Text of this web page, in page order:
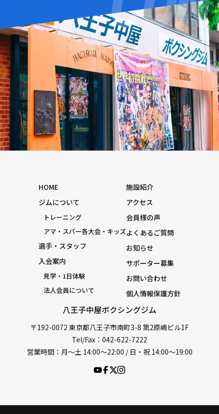
八王子中屋ボクシングジム
〒192-0072 東京都八王子市南町3-8 第2原嶋ビル1F
Tel/Fax：042-622-7222
営業時間：月〜土 14:00〜22:00 / 日・祝 14:00〜19:00
HOME
ジムについて
トレーニング
アマ・スパー各大会・キッズ
選手・スタッフ
入会案内
見学・1日体験
法人会員について
施設紹介
アクセス
会員様の声
よくあるご質問
お知らせ
サポーター募集
お問い合わせ
個人情報保護方針